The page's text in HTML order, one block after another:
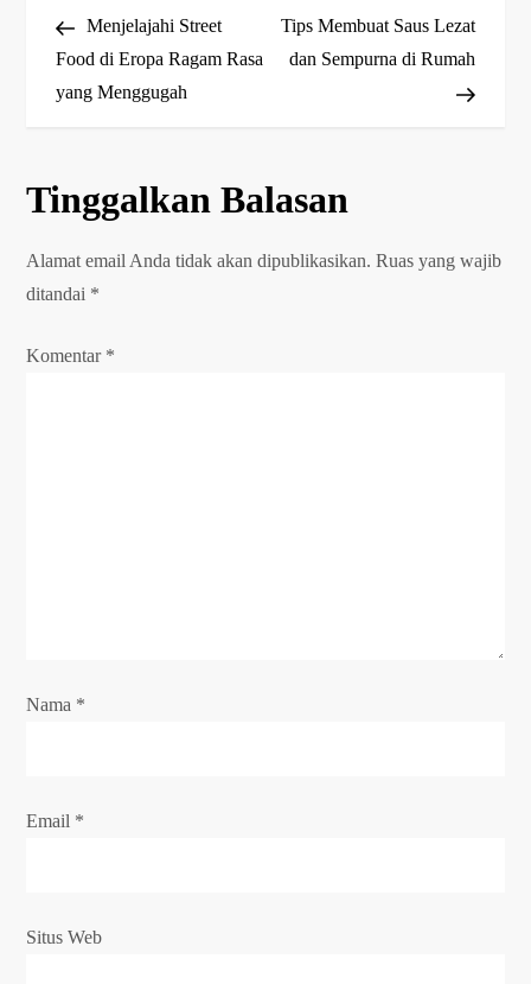
a
v
g
a
PostMenjelajahi Street
Food di Eropa Ragam Rasa
yang Menggugah
Post
Tips Membuat Saus Lezat
dan Sempurna di Rumah
Tinggalkan Balasan
Alamat email Anda tidak akan dipublikasikan. Ruas yang wajib
ditandai *
Komentar *
Nama *
Email *
Situs Web